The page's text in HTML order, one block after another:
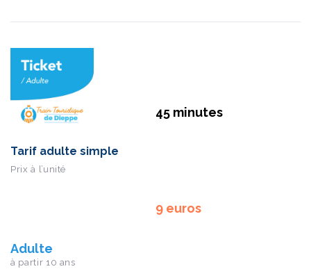
Tarif adulte simple
Prix à l’unité
45 minutes
9 euros
Adulte
à partir 10 ans